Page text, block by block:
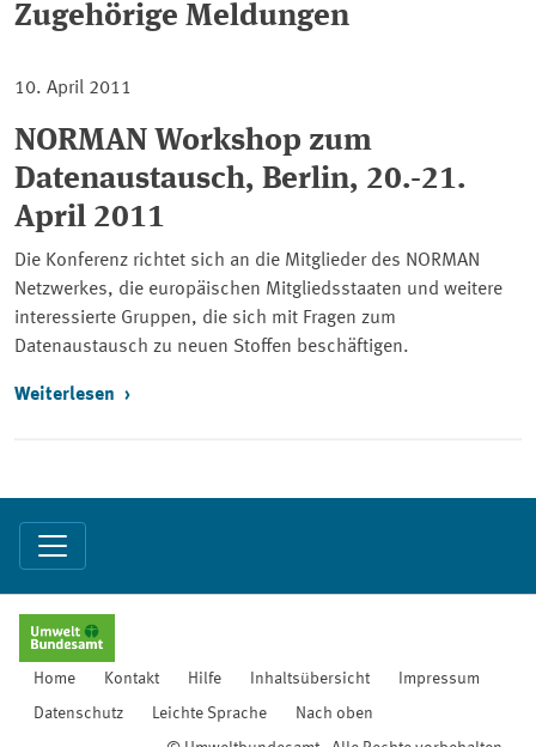
Zugehörige Meldungen
10. April 2011
NORMAN Workshop zum
Datenaustausch, Berlin, 20.-21.
April 2011
Die Konferenz richtet sich an die Mitglieder des NORMAN
Netzwerkes, die europäischen Mitgliedsstaaten und weitere
interessierte Gruppen, die sich mit Fragen zum
Datenaustausch zu neuen Stoffen beschäftigen.
Weiterlesen
Home Kontakt Hilfe Inhaltsübersicht Impressum
Datenschutz Leichte Sprache Nach oben